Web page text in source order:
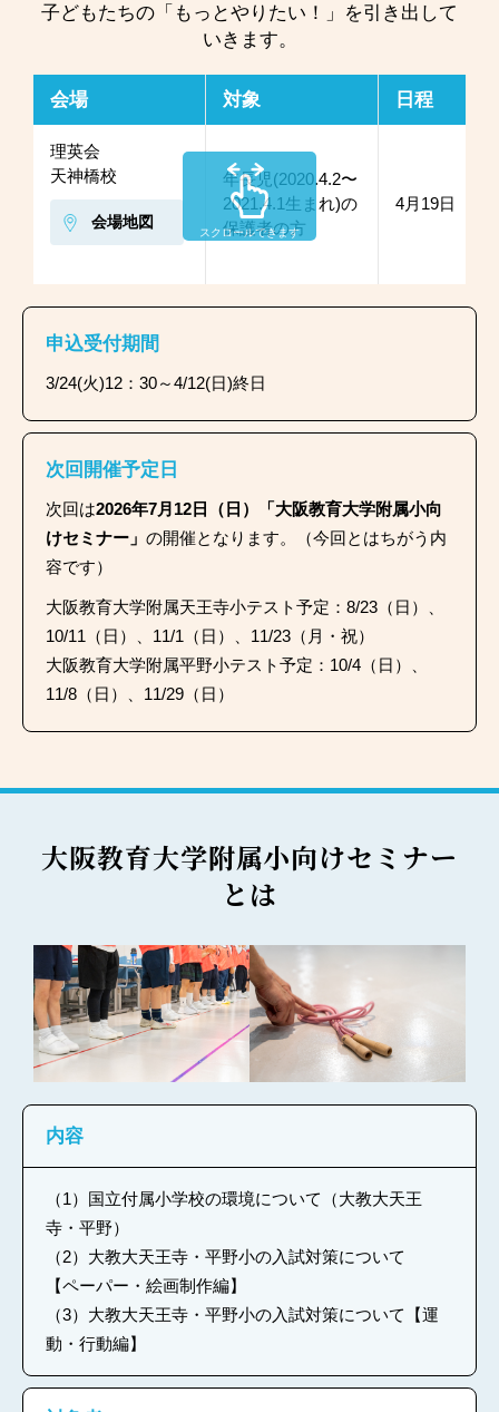
子どもたちの「もっとやりたい！」を引き出して
いきます。
会場 対象 日程
理英会
天神橋校
会場地図
年長児(2020.4.2〜
2021.4.1生まれ)の
保護者の方
4月19日（日
スクロールできます
申込受付期間
3/24(火)12：30～4/12(日)終日
次回開催予定日
次回は2026年7月12日（日）「大阪教育大学附属小向
けセミナー」 の開催となります。（今回とはちがう内
容です）
大阪教育大学附属天王寺小テスト予定：8/23（日）、
10/11（日）、11/1（日）、11/23（月・祝）
大阪教育大学附属平野小テスト予定：10/4（日）、
11/8（日）、11/29（日）
大阪教育大学附属小向けセミナー
とは
内容
（1）国立付属小学校の環境について（大教大天王
寺・平野）
（2）大教大天王寺・平野小の入試対策について
【ペーパー・絵画制作編】
（3）大教大天王寺・平野小の入試対策について【運
動・行動編】